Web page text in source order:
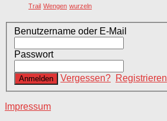
Trail Wengen wurzeln
Benutzername oder E-Mail
Passwort
Vergessen? Registrieren
Impressum